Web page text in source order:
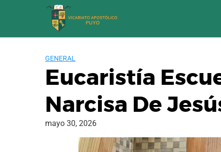
GENERAL
Eucaristía
Narcisa De
mayo 30, 2026